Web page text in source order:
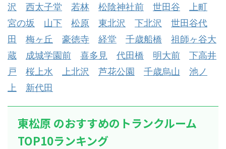
沢
西太子堂 若林 松陰神社前 世田谷
上町
宮の坂
山下 松原 東北沢 下北沢
世田谷代
田
梅ヶ丘 豪徳寺 経堂 千歳船橋
祖師ヶ谷大
蔵
成城学園前 喜多見 代田橋 明大前
下高井
戸
桜上水 上北沢 芦花公園 千歳烏山
池ノ
上
新代田
東松原 のおすすめのトランクルーム
TOP10ランキング